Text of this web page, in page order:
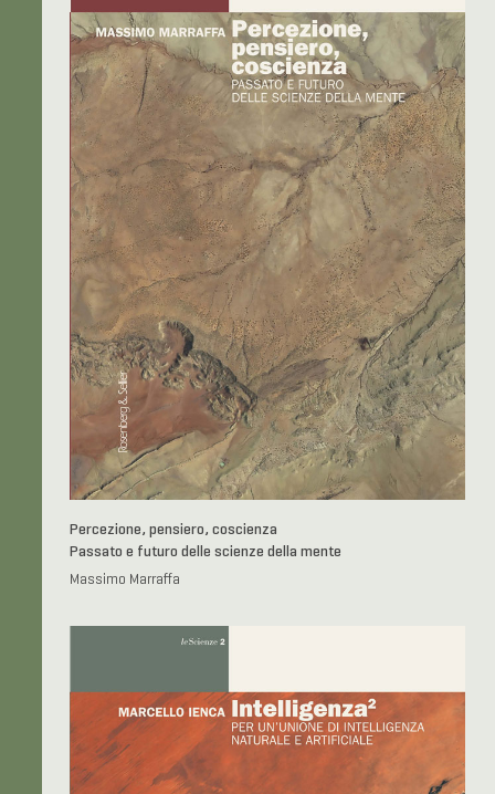
Percezione, pensiero, coscienza
Passato e futuro delle scienze della mente
Massimo Marraffa